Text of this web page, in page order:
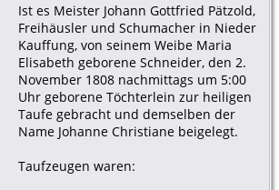
Ist es Meister Johann Gottfried Pätzold,
Freihäusler und Schumacher in Nieder
Kauffung, von seinem Weibe Maria
Elisabeth geborene Schneider, den 2.
November 1808 nachmittags um 5:00
Uhr geborene Töchterlein zur heiligen
Taufe gebracht und demselben der
Name Johanne Christiane beigelegt.
Taufzeugen waren: